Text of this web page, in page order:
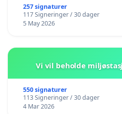
257 signaturer
117 Signeringer / 30 dager
5 May 2026
Vi vil beholde
550 signaturer
113 Signeringer / 30 dager
4 Mar 2026